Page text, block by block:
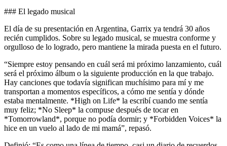
### El legado musical
El día de su presentación en Argentina, Garrix ya tendrá 30 años
recién cumplidos. Sobre su legado musical, se muestra conforme y
orgulloso de lo logrado, pero mantiene la mirada puesta en el futuro.
“Siempre estoy pensando en cuál será mi próximo lanzamiento, cuál
será el próximo álbum o la siguiente producción en la que trabajo.
Hay canciones que todavía significan muchísimo para mí y me
transportan a momentos específicos, a cómo me sentía y dónde
estaba mentalmente. *High on Life* la escribí cuando me sentía
muy feliz; *No Sleep* la compuse después de tocar en
*Tomorrowland*, porque no podía dormir; y *Forbidden Voices* la
hice en un vuelo al lado de mi mamá”, repasó.